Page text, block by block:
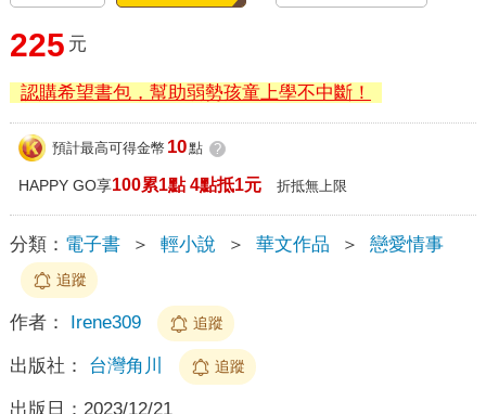
225 元
認購希望書包，幫助弱勢孩童上學不中斷！
預計最高可得金幣 10點 ?
HAPPY GO享100累1點 4點抵1元 折抵無上限
分類： 電子書 ＞ 輕小說 ＞ 華文作品 ＞ 戀愛情事
追蹤
作者： Irene309 追蹤
出版社： 台灣角川 追蹤
出版日： 2023/12/21